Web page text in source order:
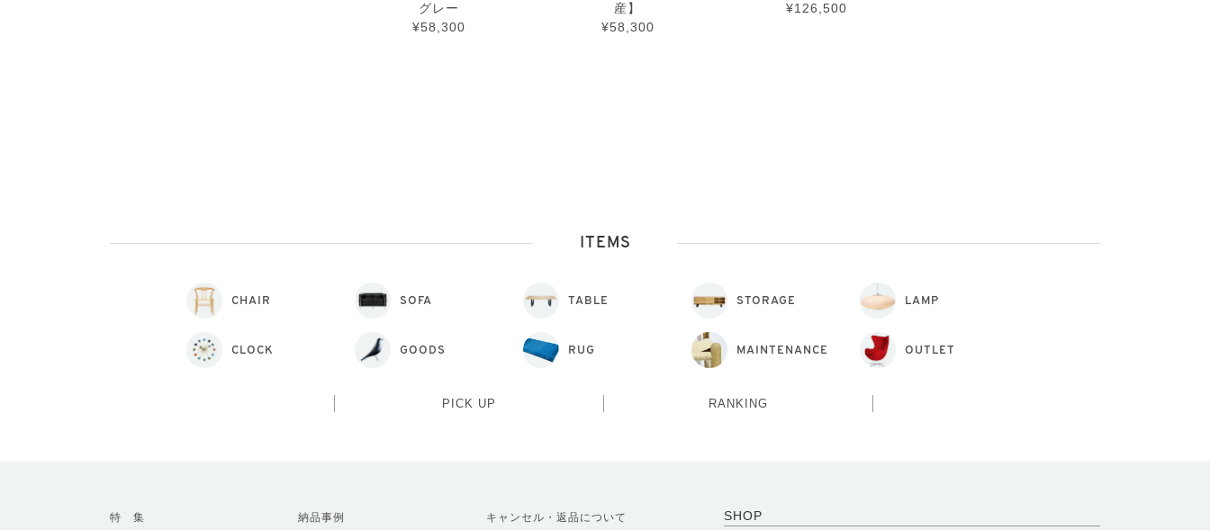
グレー
¥58,300
産】
¥58,300
¥126,500
ITEMS
CHAIR SOFA TABLE STORAGE LAMP
CLOCK GOODS RUG MAINTENANCE OUTLET
PICK UP RANKING
SHOP
特 集 納品事例 キャンセル・返品について